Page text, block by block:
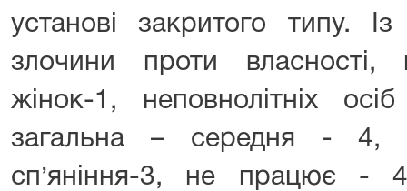
установі закритого типу.
злочини проти власності,
жінок-1, неповнолітніх
загальна – середня - 4, у
сп’яніння-3, не працює -